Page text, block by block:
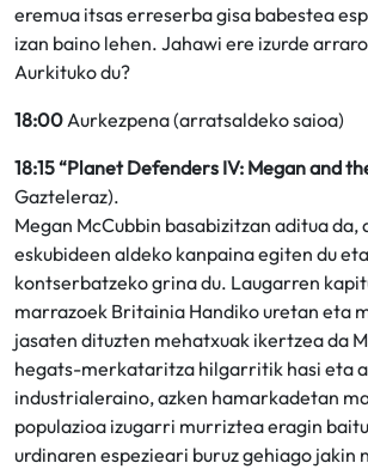
eremua itsas erreserba gisa babestea
izan baino lehen. Jahawi ere izurde
Aurkituko du?
18:00Aurkezpena (arratsaldeko saioa)
18:15 “Planet Defenders IV: Megan and
Gazteleraz).
Megan McCubbin basabizitzan aditua da,
eskubideen aldeko kanpaina egiten du
kontserbatzeko grina du. Laugarren
marrazoek Britainia Handiko uretan eta
jasaten dituzten mehatxuak ikertzea da
hegats-merkataritza hilgarritik hasi eta
industrialeraino, azken hamarkadetan
populazioa izugarri murriztea eragin
urdinaren espezieari buruz gehiago jakin